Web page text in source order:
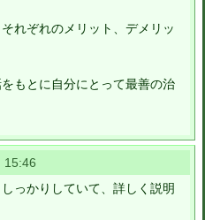
れぞれのメリット、デメリッ
もとに自分にとって最善の治
っかりしていて、詳しく説明